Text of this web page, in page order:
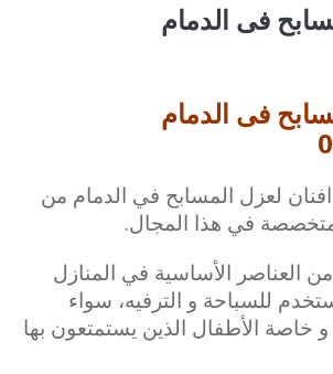
فى الدمام
فى الدمام
افنان لعزل المسابح في الدمام من
في هذا المجال.
العناصر الأساسية في المنازل
للسباحة و الترفيه، سواء
و خاصة الأطفال الذين يستمتعون بها